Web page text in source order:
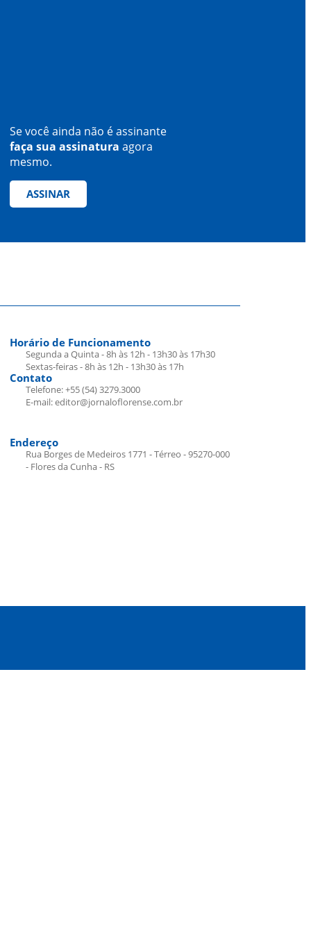
Se você ainda não é assinante
faça sua assinatura agora
mesmo.
ASSINAR
Horário de Funcionamento
Segunda a Quinta - 8h às 12h - 13h30 às 17h30
Sextas-feiras - 8h às 12h - 13h30 às 17h
Contato
Telefone: +55 (54) 3279.3000
E-mail: editor@jornaloflorense.com.br
Endereço
Rua Borges de Medeiros 1771 - Térreo - 95270-000
- Flores da Cunha - RS